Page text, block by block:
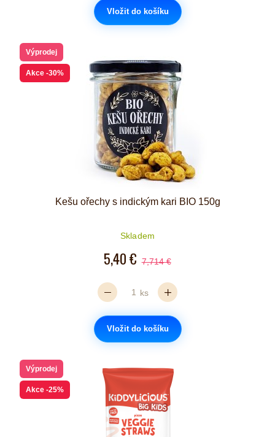
Vložit do košíku
Výprodej
Akce -30%
Kešu ořechy s indickým kari BIO 150g
Skladem
5,40 € 7,714 €
ks
Vložit do košíku
Výprodej
Akce -25%